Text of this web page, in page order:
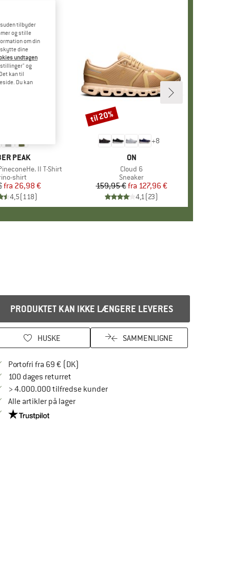
PEAK
II T-Shirt
shirt
Pris
Nedsat pris
fra 26,98 €
4,5(118)
+8
MÆRKE
ON
Artikel
Cloud 6
Produktgruppe
Sneaker
Pris
159,95 € Nedsat pris
fra 127,96 €
4,1(23)
Rabat
til 20%
PRODUKTET KAN IKKE LÆNGERE LEVERES
HUSKE SAMMENLIGNE
Portofri fra 69 € (DK)
100 dages returretGå til returretten her Åbnes i en infoboks
> 4.000.000 tilfredse kunder
Alle artikler på lager
Vi er Trustpilot-certificeret - oplysningerne får du
tilbyder
og stille
om din
dine
undtagen
og
kan til
Du kan